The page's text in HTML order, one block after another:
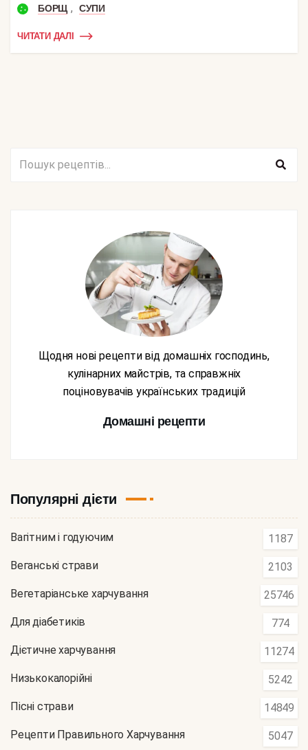
БОРЩ , СУПИ
ЧИТАТИ ДАЛІ
Щодня нові рецепти від домашніх господинь,
кулінарних майстрів, та справжніх
поціновувачів українських традицій
Домашні рецепти
Популярні дієти
Вагітним і годуючим 1187
Веганські страви 2103
Вегетаріанське харчування 25746
Для діабетиків 774
Дієтичне харчування 11274
Низькокалорійні 5242
Пісні страви 14849
Рецепти Правильного Харчування 5047